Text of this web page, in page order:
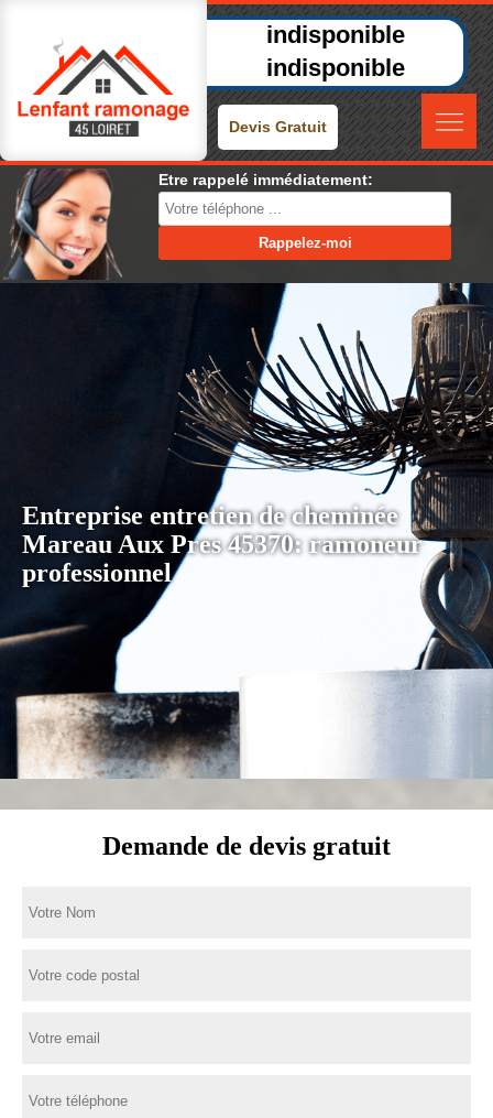
indisponible
indisponible
Devis Gratuit
Etre rappelé immédiatement:
Entreprise entretien de cheminée
Mareau Aux Pres 45370: ramoneur
professionnel
Demande de devis gratuit